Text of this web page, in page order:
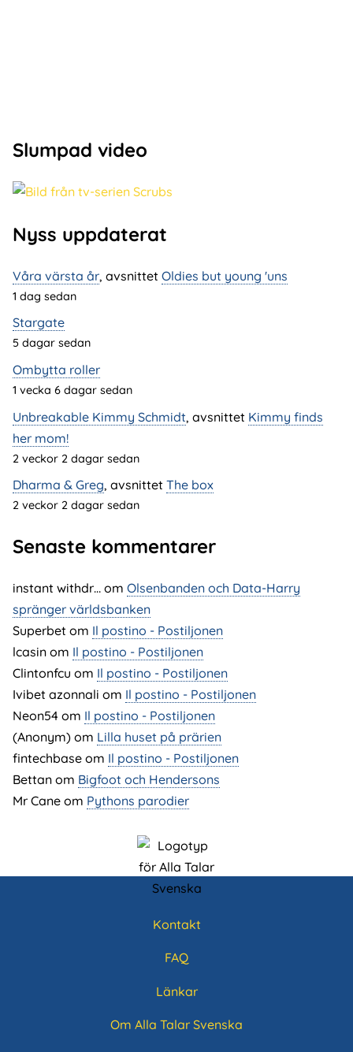
Slumpad video
Nyss uppdaterat
Våra värsta år, avsnittet Oldies but young 'uns
1 dag sedan
Stargate
5 dagar sedan
Ombytta roller
1 vecka 6 dagar sedan
Unbreakable Kimmy Schmidt, avsnittet Kimmy finds
her mom!
2 veckor 2 dagar sedan
Dharma & Greg, avsnittet The box
2 veckor 2 dagar sedan
Senaste kommentarer
instant withdr… om Olsenbanden och Data-Harry
spränger världsbanken
Superbet om Il postino - Postiljonen
lcasin om Il postino - Postiljonen
Clintonfcu om Il postino - Postiljonen
Ivibet azonnali om Il postino - Postiljonen
Neon54 om Il postino - Postiljonen
(Anonym) om Lilla huset på prärien
fintechbase om Il postino - Postiljonen
Bettan om Bigfoot och Hendersons
Mr Cane om Pythons parodier
Kontakt
FAQ
Länkar
Om Alla Talar Svenska